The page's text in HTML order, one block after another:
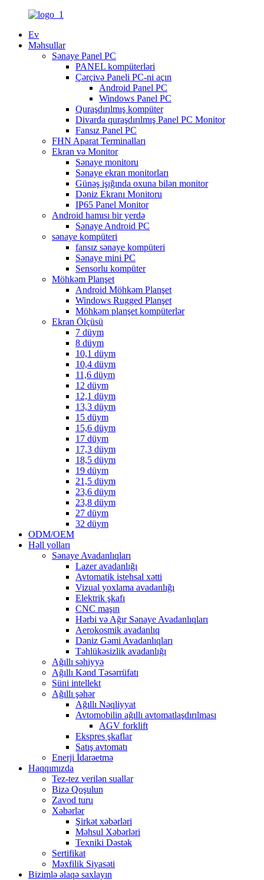
Ev
Məhsullar
Sənaye Panel PC
PANEL kompüterləri
Çərçivə Paneli PC-ni açın
Android Panel PC
Windows Panel PC
Quraşdırılmış kompüter
Divarda quraşdırılmış Panel PC Monitor
Fansız Panel PC
FHN Aparat Terminalları
Ekran və Monitor
Sənaye monitoru
Sənaye ekran monitorları
Günəş işığında oxuna bilən monitor
Dəniz Ekranı Monitoru
IP65 Panel Monitor
Android hamısı bir yerdə
Sənaye Android PC
sənaye kompüteri
fansız sənaye kompüteri
Sənaye mini PC
Sensorlu kompüter
Möhkəm Planşet
Android Möhkəm Planşet
Windows Rugged Planşet
Möhkəm planşet kompüterlər
Ekran Ölçüsü
7 düym
8 düym
10,1 düym
10,4 düym
11,6 düym
12 düym
12,1 düym
13,3 düym
15 düym
15,6 düym
17 düym
17,3 düym
18,5 düym
19 düym
21,5 düym
23,6 düym
23,8 düym
27 düym
32 düym
ODM/OEM
Həll yolları
Sənaye Avadanlıqları
Lazer avadanlığı
Avtomatik istehsal xətti
Vizual yoxlama avadanlığı
Elektrik şkafı
CNC maşın
Hərbi və Ağır Sənaye Avadanlıqları
Aerokosmik avadanlıq
Dəniz Gəmi Avadanlıqları
Təhlükəsizlik avadanlığı
Ağıllı səhiyyə
Ağıllı Kənd Təsərrüfatı
Süni intellekt
Ağıllı şəhər
Ağıllı Nəqliyyat
Avtomobilin ağıllı avtomatlaşdırılması
AGV forklift
Ekspres şkaflar
Satış avtomatı
Enerji İdarəetmə
Haqqımızda
Tez-tez verilən suallar
Bizə Qoşulun
Zavod turu
Xəbərlər
Şirkət xəbərləri
Məhsul Xəbərləri
Texniki Dəstək
Sertifikat
Məxfilik Siyasəti
Bizimlə əlaqə saxlayın